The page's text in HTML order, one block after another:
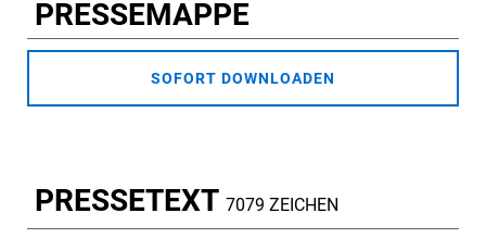
PRESSEMAPPE
SOFORT DOWNLOADEN
PRESSETEXT 7079 ZEICHEN